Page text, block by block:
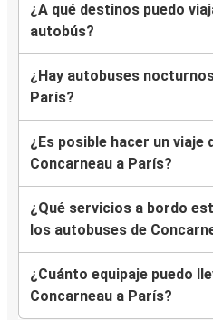
¿A qué destinos puedo
autobús?
¿Hay autobuses
París?
¿Es posible hacer un viaje
Concarneau a París?
¿Qué servicios a bordo
los autobuses de
¿Cuánto equipaje puedo
Concarneau a París?